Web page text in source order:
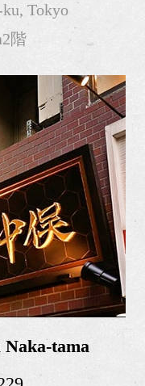
Tokyo
階
Naka-tama